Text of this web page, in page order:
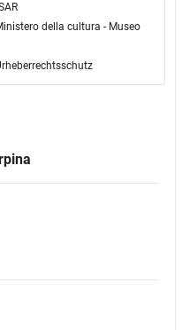
della cultura - Museo